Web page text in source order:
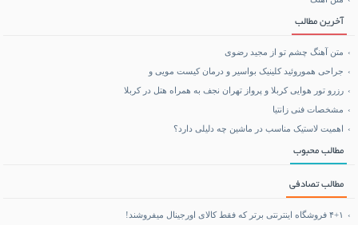
بلیط هواپیما تهران مشهد
آخرین مطالب
متن آهنگ چشم تو از مجید رضوی
جراحی هموروئید کلینیک بواسیر و درمان کیست مویی و
رزرو تور هوایی کربلا و پرواز تهران نجف به همراه هتل در کربلا
مشخصات فنی زانتیا
اهمیت لاستیک مناسب در ماشین چه دلیلی دارد؟
مطالب محبوب
مطالب تصادفی
۴+۱ فروشگاه اینترنتی برتر که فقط کالای اورجینال میفروشند!